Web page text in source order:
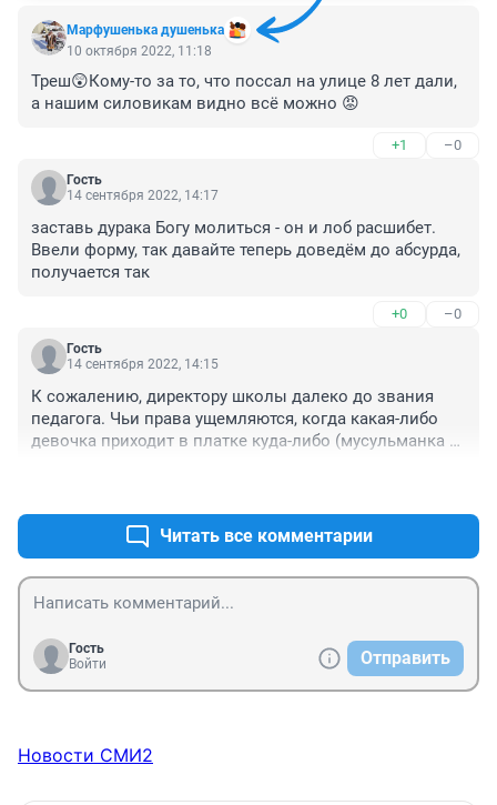
Марфушенька душенька
10 октября 2022, 11:18
Треш😲Кому-то за то, что поссал на улице 8 лет дали,
а нашим силовикам видно всё можно 😡
+1 –0
Гость
14 сентября 2022, 14:17
заставь дурака Богу молиться - он и лоб расшибет.
Ввели форму, так давайте теперь доведём до абсурда,
получается так
+0 –0
Гость
14 сентября 2022, 14:15
К сожалению, директору школы далеко до звания
педагога. Чьи права ущемляются, когда какая-либо
девочка приходит в платке куда-либо (мусульманка
хотят сами, потому что у них так ПРИНЯТО и им так
КОМФОРТНО, а идти против религии - для них
большой стресс и неприемлемо. В этом случае
ущемляются только права самой девочки на
Конституции.
Читать все комментарии
Гость
Войти
Отправить
Новости СМИ2